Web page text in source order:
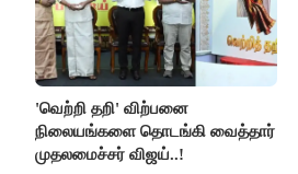
'வெற்றி தறி' விற்பனை
நிலையங்களை தொடங்கி வைத்தார்
முதலமைச்சர் விஜய்..!